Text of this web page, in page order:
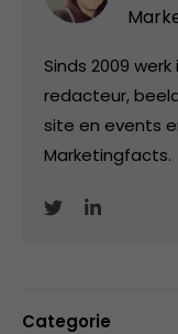
Sinds 2009
redacteur,
site en events
Marketingfacts.
Categorie